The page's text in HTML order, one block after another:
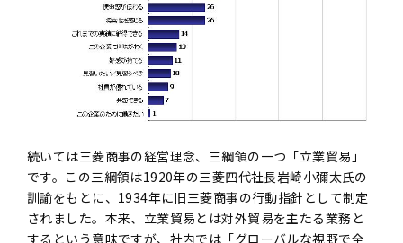
続いては三菱商事の経営理念、三綱領の一つ「立業貿易」
です。この三綱領は1920年の三菱四代社長岩崎小彌太氏の
訓諭をもとに、1934年に旧三菱商事の行動指針として制定
されました。本来、立業貿易とは対外貿易を主たる業務と
するという意味ですが、社内では「グローバルな視野で全